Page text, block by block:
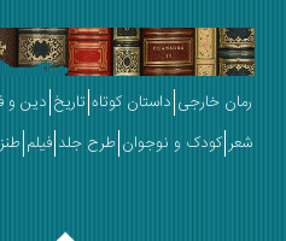
خارجی داستان کوتاه تاریخ دین و فلسفه
کودک و نوجوان طرح جلد فیلم طنز ریشه‌ها